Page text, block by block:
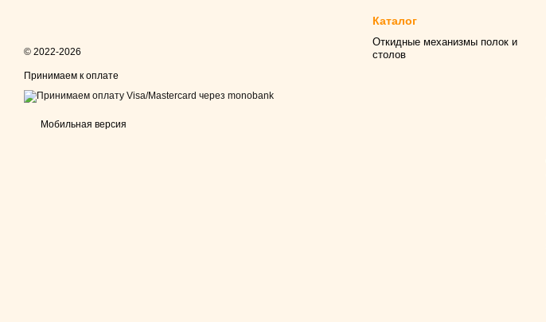
© 2022-2026
Принимаем к оплате
Мобильная версия
Каталог
Откидные механизмы полок и
столов